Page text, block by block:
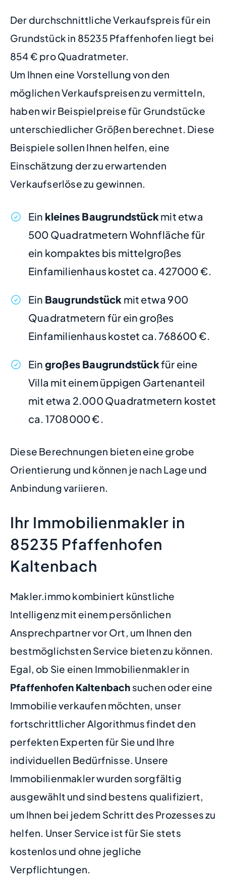
Der durchschnittliche Verkaufspreis für ein
Grundstück in 85235 Pfaffenhofen liegt bei
854 € pro Quadratmeter.
Um Ihnen eine Vorstellung von den
möglichen Verkaufspreisen zu vermitteln,
haben wir Beispielpreise für Grundstücke
unterschiedlicher Größen berechnet. Diese
Beispiele sollen Ihnen helfen, eine
Einschätzung der zu erwartenden
Verkaufserlöse zu gewinnen.
Ein kleines Baugrundstückmit etwa
500 Quadratmetern Wohnfläche für
ein kompaktes bis mittelgroßes
Einfamilienhaus kostet ca. 427000 €.
Ein Baugrundstück mit etwa 900
Quadratmetern für ein großes
Einfamilienhaus kostet ca. 768600 €.
Ein großes Baugrundstückfür eine
Villa mit einem üppigen Gartenanteil
mit etwa 2.000 Quadratmetern kostet
ca. 1708000 €.
Diese Berechnungen bieten eine grobe
Orientierung und können je nach Lage und
Anbindung variieren.
Ihr Immobilienmakler in
85235 Pfaffenhofen
Kaltenbach
Makler.immo kombiniert künstliche
Intelligenz mit einem persönlichen
Ansprechpartner vor Ort, um Ihnen den
bestmöglichsten Service bieten zu können.
Egal, ob Sie einen Immobilienmakler in
Pfaffenhofen Kaltenbach suchen oder eine
Immobilie verkaufen möchten, unser
fortschrittlicher Algorithmus findet den
perfekten Experten für Sie und Ihre
individuellen Bedürfnisse. Unsere
Immobilienmakler wurden sorgfältig
ausgewählt und sind bestens qualifiziert,
um Ihnen bei jedem Schritt des Prozesses zu
helfen. Unser Service ist für Sie stets
kostenlos und ohne jegliche
Verpflichtungen.